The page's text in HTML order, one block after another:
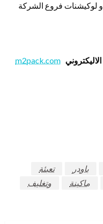
و لوكيشنات فروع الشركة
m2pack.com
باودر
تعبئة
ماكينة وتغليف